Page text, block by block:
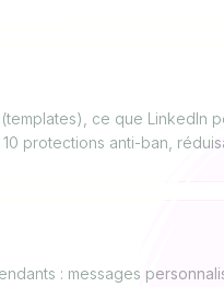
ce que LinkedIn
protections anti-ban,
: messages